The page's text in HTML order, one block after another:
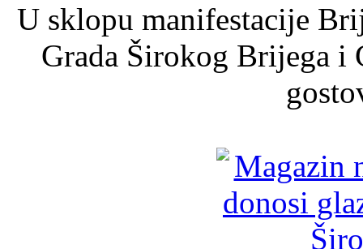
U sklopu manifestacije
Grada Širokog Brijega